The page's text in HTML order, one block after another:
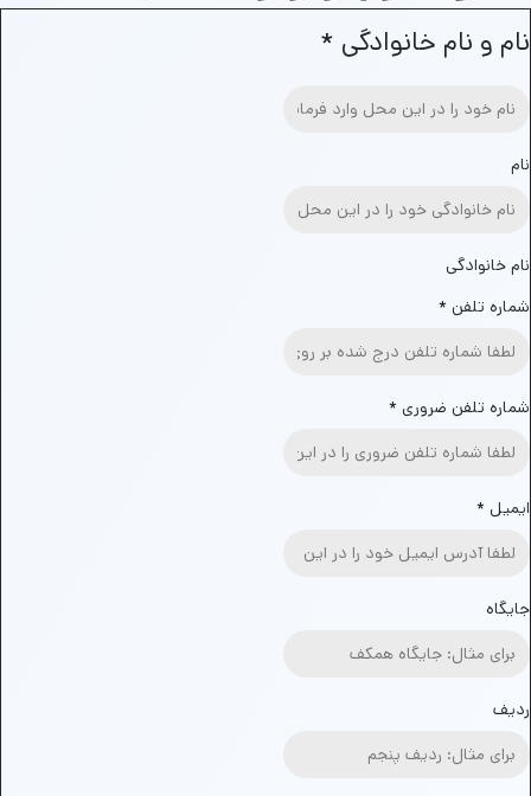
نام و نام خانوادگی *
نام
نام خانوادگی
شماره تلفن *
شماره تلفن ضروری *
ایمیل *
جایگاه
ردیف